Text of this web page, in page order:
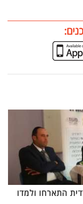
התארחו ולמדו